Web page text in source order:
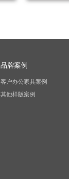
品牌案例
客户办公家具案例
其他样版案例